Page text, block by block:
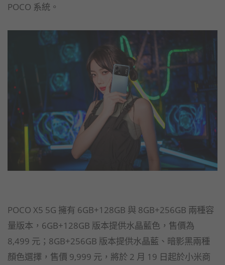
POCO 系統。
POCO X5 5G 擁有 6GB+128GB 與 8GB+256GB 兩種容
量版本，6GB+128GB 版本提供水晶藍色，售價為
8,499 元；8GB+256GB 版本提供水晶藍、暗影黑兩種
顏色選擇，售價 9,999 元，將於 2 月 19 日起於小米商